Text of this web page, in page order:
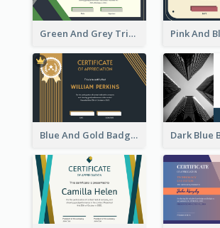
Green And Grey Triangles With Badge Certificate
Blue And Gold Badge Appreciation Certificate